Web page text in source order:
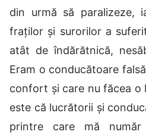
din urmă să paralizeze,
fraților și surorilor a
atât de îndărătnică,
Eram o conducătoare
confort și care nu făcea o
este că lucrătorii și
printre care mă